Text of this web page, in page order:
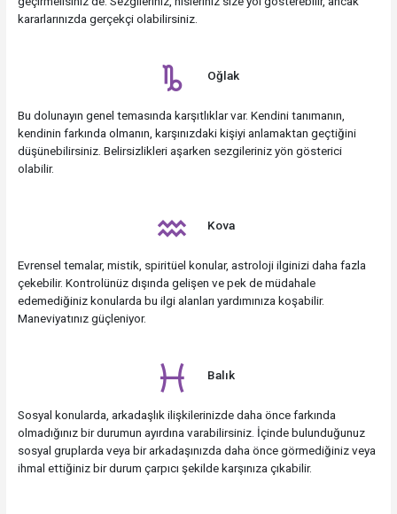
kararlarınızda gerçekçi olabilirsiniz.
Oğlak
Bu dolunayın genel temasında karşıtlıklar var. Kendini tanımanın,
kendinin farkında olmanın, karşınızdaki kişiyi anlamaktan geçtiğini
düşünebilirsiniz. Belirsizlikleri aşarken sezgileriniz yön gösterici
olabilir.
Kova
Evrensel temalar, mistik, spiritüel konular, astroloji ilginizi daha fazla
çekebilir. Kontrolünüz dışında gelişen ve pek de müdahale
edemediğiniz konularda bu ilgi alanları yardımınıza koşabilir.
Maneviyatınız güçleniyor.
Balık
Sosyal konularda, arkadaşlık ilişkilerinizde daha önce farkında
olmadığınız bir durumun ayırdına varabilirsiniz. İçinde bulunduğunuz
sosyal gruplarda veya bir arkadaşınızda daha önce görmediğiniz veya
ihmal ettiğiniz bir durum çarpıcı şekilde karşınıza çıkabilir.